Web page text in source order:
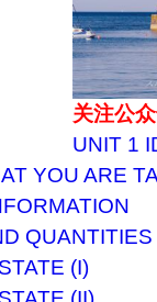
关注公
UNIT 1
YOU ARE
QUANTITIES
(I)